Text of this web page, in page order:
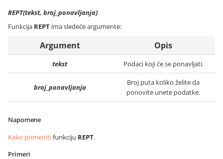
REPT(tekst, broj_ponavljanja)
Funkcija REPT ima sledeće argumente:
Argument Opis
tekst Podaci koji će se ponavljati.
broj_ponavljanja
Broj puta koliko želite da
ponovite unete podatke.
Napomene
Kako primenitifunkciju REPT.
Primeri